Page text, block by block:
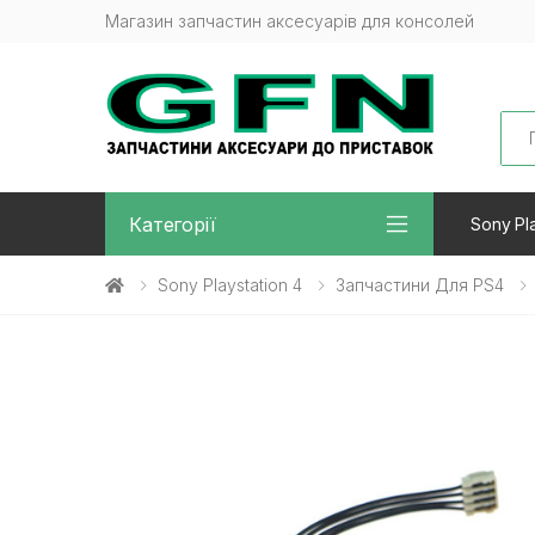
Магазин запчастин аксесуарів для консолей
Категорії Sony
Sony Playstation 4 Запчастини Для PS4